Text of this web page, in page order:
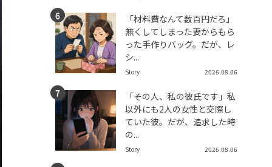
「材料費なんて数百円だろ」
無くしてしまった妻からもら
った手作りバッグ。だが、レ
シ...
Story 2026.08.06
「その人、私の彼氏です」私
以外にも2人の女性と交際し
ていた彼。だが、追求した時
の...
Story 2026.08.06